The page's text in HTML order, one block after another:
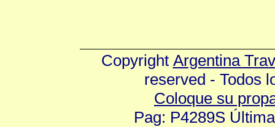
Copyright Argentina
reserved - Todos
Coloque su
Pag: P4289S